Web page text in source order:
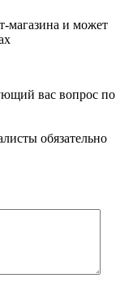
магазина и может
вас вопрос по
обязательно